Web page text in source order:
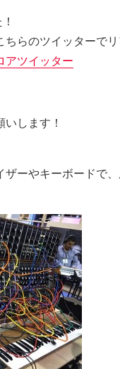
らのツイッターで
アツイッター
します！
ーやキーボードで